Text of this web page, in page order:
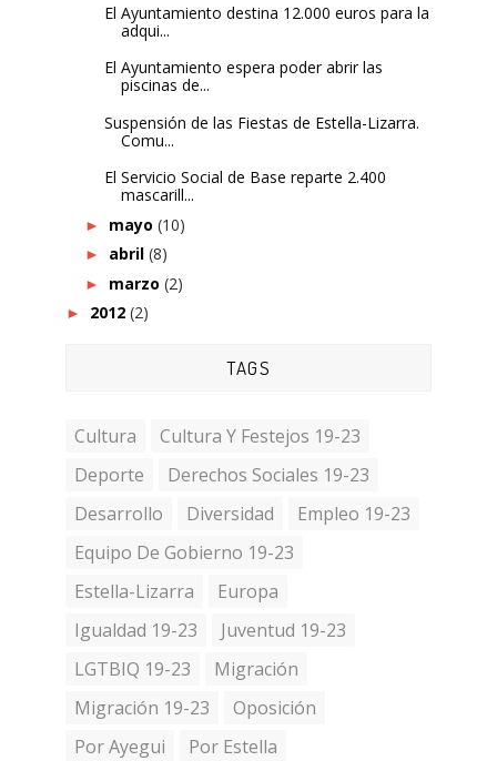
El Ayuntamiento destina 12.000 euros para la
adqui...
El Ayuntamiento espera poder abrir las
piscinas de...
Suspensión de las Fiestas de Estella-Lizarra.
Comu...
El Servicio Social de Base reparte 2.400
mascarill...
► mayo (10)
► abril (8)
► marzo (2)
► 2012 (2)
TAGS
Cultura
Cultura Y Festejos 19-23
Deporte
Derechos Sociales 19-23
Desarrollo
Diversidad
Empleo 19-23
Equipo De Gobierno 19-23
Estella-Lizarra
Europa
Igualdad 19-23
Juventud 19-23
LGTBIQ 19-23
Migración
Migración 19-23
Oposición
Por Ayegui
Por Estella